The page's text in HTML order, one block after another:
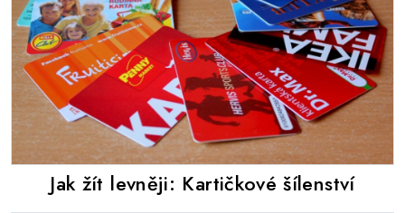
Jak žít levněji: Kartičkové šílenství